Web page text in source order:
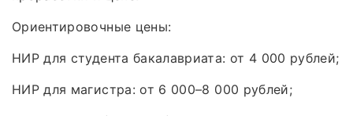
Ориентировочные цены:
НИР для студента бакалавриата: от 4 000 рублей;
НИР для магистра: от 6 000–8 000 рублей;